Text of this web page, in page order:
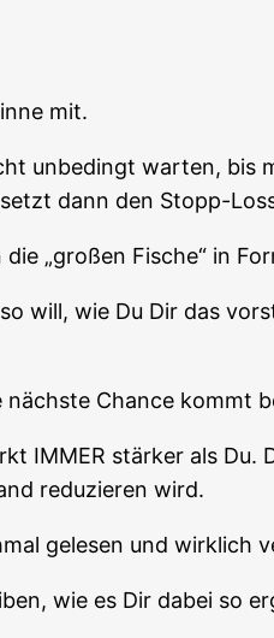
mit.
unbe­dingt war­ten, bis
dann den Stopp-
„gro­ßen Fische“ in
will, wie Du Dir das
nächs­te Chan­ce kommt
IMMER stär­ker als
redu­zie­ren wird.
gele­sen und wirk­lich
wie es Dir dabei so